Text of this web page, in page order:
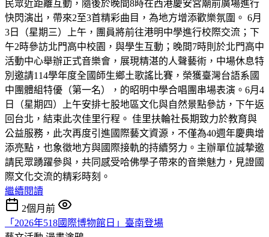
民眾近距離互動，隨後於晚間8時在西港慶安宮廟前廣場進行
快閃演出，帶來2至3首精彩曲目，為地方增添歡樂氛圍。 6月
3日（星期三）上午，團員將前往港明中學進行校際交流；下
午2時參訪北門高中校園，與學生互動；晚間7時則於北門高中
活動中心舉辦正式音樂會，展現精湛的人聲藝術，中場休息特
別邀請114學年度全國師生鄉土歌謠比賽，榮獲臺灣台語系國
中團體組特優（第一名），的昭明中學合唱團串場表演。6月4
日（星期四）上午安排七股地區文化與自然景點參訪，下午返
回台北，結束此次佳里行程。 佳里扶輪社長期致力於教育與
公益服務，此次再度引進國際藝文資源，不僅為40週年慶典增
添亮點，也象徵地方與國際接軌的持續努力。主辦單位誠摯邀
請民眾踴躍參與，共同感受哈佛學子帶來的音樂魅力，見證國
際文化交流的精彩時刻。
繼續閱讀
2個月前
「2026年518國際博物館日」臺南登場